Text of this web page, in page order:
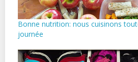
Bonne nutrition: nous cuisinons
journée